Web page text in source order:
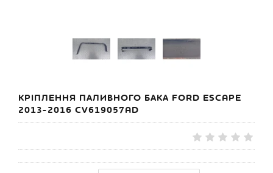
КРІПЛЕННЯ ПАЛИВНОГО БАКА FORD ESCAPE
2013-2016 CV619057AD